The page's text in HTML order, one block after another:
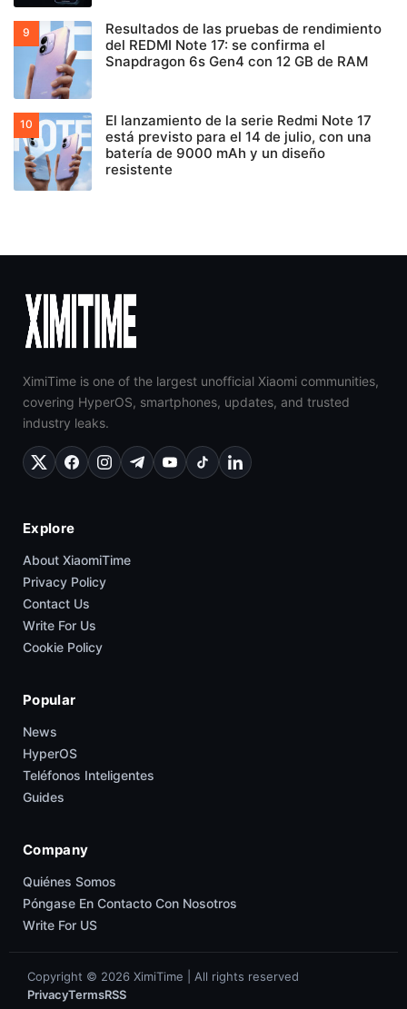
Resultados de las pruebas de rendimiento
del REDMI Note 17: se confirma el
Snapdragon 6s Gen4 con 12 GB de RAM
El lanzamiento de la serie Redmi Note 17
está previsto para el 14 de julio, con una
batería de 9000 mAh y un diseño
resistente
XimiTime is one of the largest unofficial Xiaomi communities,
covering HyperOS, smartphones, updates, and trusted
industry leaks.
Explore
About XiaomiTime
Privacy Policy
Contact Us
Write For Us
Cookie Policy
Popular
News
HyperOS
Teléfonos Inteligentes
Guides
Company
Quiénes Somos
Póngase En Contacto Con Nosotros
Write For US
Copyright © 2026 XimiTime | All rights reserved
PrivacyTermsRSS